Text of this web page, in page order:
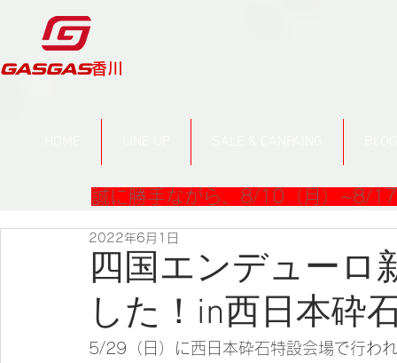
​香川
誠に勝手ながら、8/10（月）~8/
四国エンデューロ
した！in西日本砕
2022年6月1日
5/29（日）に西日本砕石特設会場で行わ